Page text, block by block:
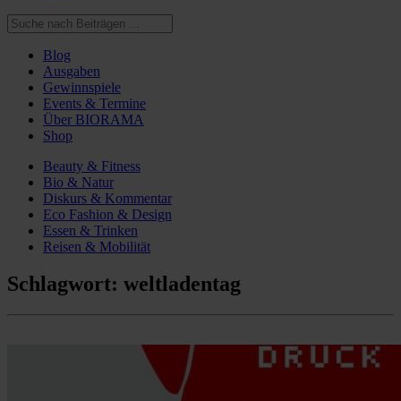
Blog
Ausgaben
Gewinnspiele
Events & Termine
Über BIORAMA
Shop
Beauty & Fitness
Bio & Natur
Diskurs & Kommentar
Eco Fashion & Design
Essen & Trinken
Reisen & Mobilität
Schlagwort: weltladentag